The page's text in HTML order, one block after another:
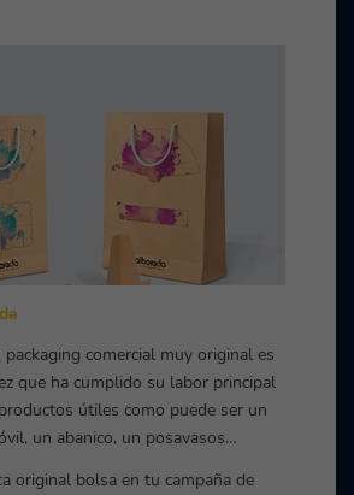
comercial muy original es
que ha cumplido su labor principal
útiles como puede ser un
un abanico, un posavasos…
original bolsa en tu campaña de